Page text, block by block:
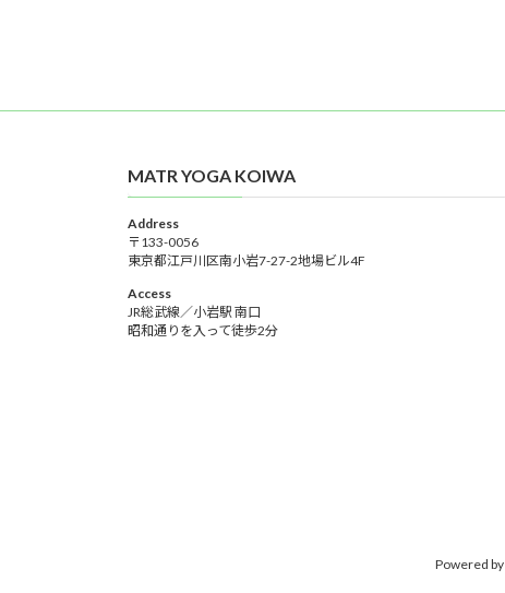
MATR YOGA KOIWA
Address
〒133-0056
東京都江戸川区南小岩7-27-2地場ビル4F
Access
JR総武線／小岩駅 南口
昭和通りを入って徒歩2分
Powered by